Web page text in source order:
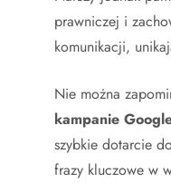
prawniczej i
komunikacji,
Nie można
kampanie
szybkie dotarcie
frazy kluczowe w